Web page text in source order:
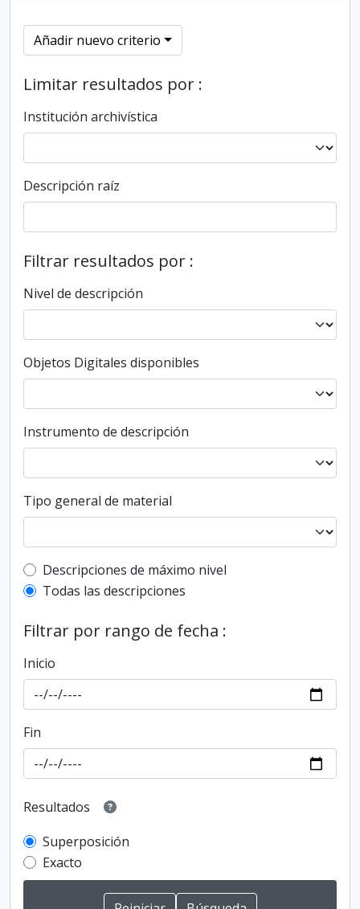
Añadir nuevo criterio
Limitar resultados por :
Institución archivística
Descripción raíz
Filtrar resultados por :
Nivel de descripción
Objetos Digitales disponibles
Instrumento de descripción
Tipo general de material
Top-level description filter
Descripciones de máximo nivel
Todas las descripciones
Filtrar por rango de fecha :
Inicio
Fin
Resultados
Superposición
Exacto